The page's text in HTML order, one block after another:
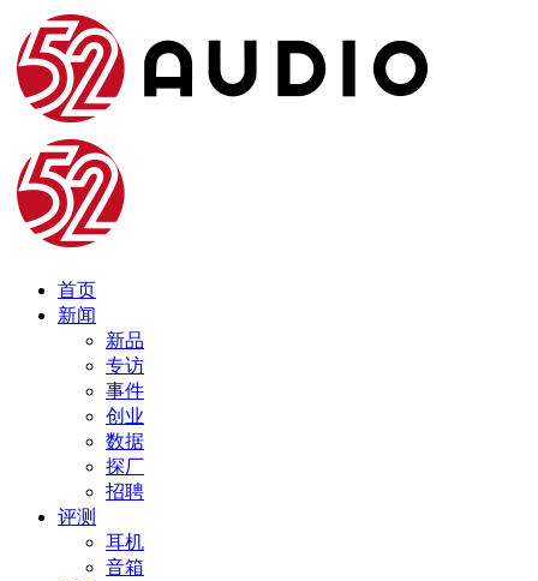
首页
新闻
新品
专访
事件
创业
数据
探厂
招聘
评测
耳机
音箱